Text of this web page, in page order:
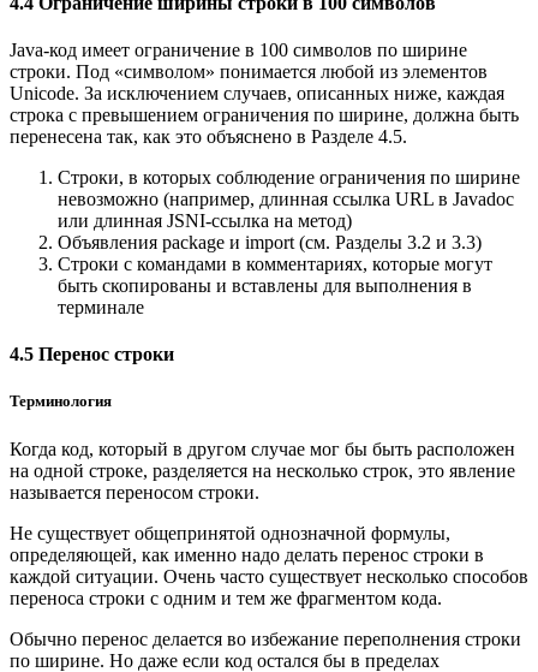
Java-код имеет ограничение в 100 символов по ширине
строки. Под «символом» понимается любой из элементов
Unicode. За исключением случаев, описанных ниже, каждая
строка с превышением ограничения по ширине, должна быть
перенесена так, как это объяснено в Разделе 4.5.
Строки, в которых соблюдение ограничения по ширине
невозможно (например, длинная ссылка URL в Javadoc
или длинная JSNI-ссылка на метод)
Объявления package и import (см. Разделы 3.2 и 3.3)
Строки с командами в комментариях, которые могут
быть скопированы и вставлены для выполнения в
терминале
4.5 Перенос строки
Терминология
Когда код, который в другом случае мог бы быть расположен
на одной строке, разделяется на несколько строк, это явление
называется переносом строки.
Не существует общепринятой однозначной формулы,
определяющей, как именно надо делать перенос строки в
каждой ситуации. Очень часто существует несколько способов
переноса строки с одним и тем же фрагментом кода.
Обычно перенос делается во избежание переполнения строки
по ширине. Но даже если код остался бы в пределах